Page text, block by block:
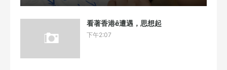
看著香港ê遭遇，思想起
下午2:07